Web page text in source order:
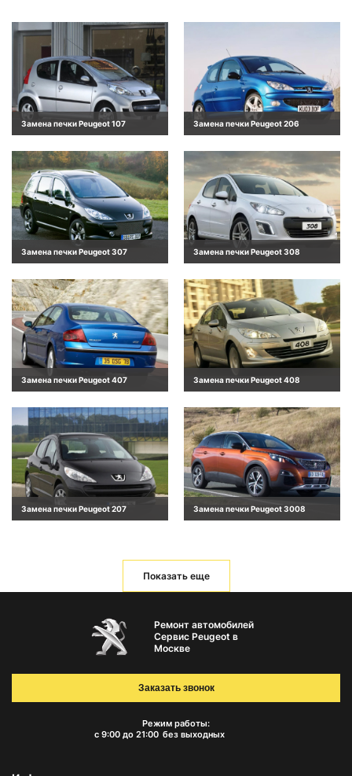
Замена печки Peugeot 107 Замена печки Peugeot 206
Замена печки Peugeot 307 Замена печки Peugeot 308
Замена печки Peugeot 407 Замена печки Peugeot 408
Замена печки Peugeot 207 Замена печки Peugeot 3008
Показать еще
Ремонт автомобилей
Сервис Peugeot в
Москве
Режим работы:
с 9:00 до 21:00 без выходных
Заказать звонок